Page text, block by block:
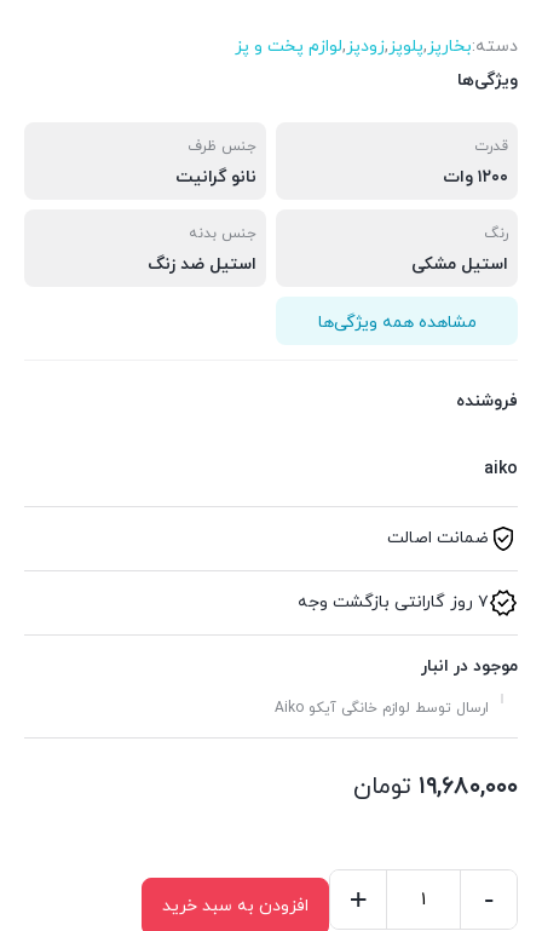
دسته:بخارپز,پلوپز,زودپز,لوازم پخت و پز
ویژگی‌ها
قدرت
۱۲۰۰ وات
جنس ظرف
نانو گرانیت
رنگ
استیل مشکی
جنس بدنه
استیل ضد زنگ
مشاهده همه ویژگی‌ها
فروشنده
aiko
ضمانت اصالت
۷ روز گارانتی بازگشت وجه
موجود در انبار
ارسال توسط لوازم خانگی آیکو Aiko
۱۹,۶۸۰,۰۰۰ تومان
-
+ افزودن به سبد خرید